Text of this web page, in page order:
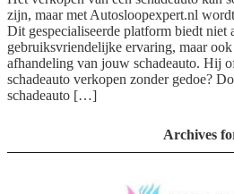
zijn, maar met Autosloopexpert.nl
Dit gespecialiseerde platform biedt niet
gebruiksvriendelijke ervaring, maar
afhandeling van jouw schadeauto. Hij
schadeauto verkopen zonder gedoe?
schadeauto […]
Archives